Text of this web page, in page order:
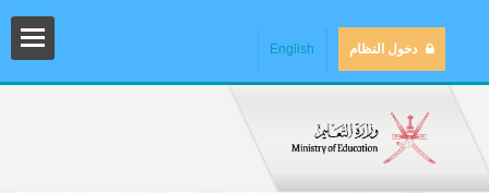
دخول النظام English